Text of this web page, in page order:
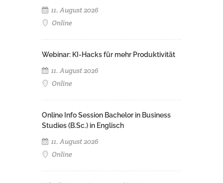
11. August 2026
Online
Webinar: KI-Hacks für mehr Produktivität
11. August 2026
Online
Online Info Session Bachelor in Business
Studies (B.Sc.) in Englisch
11. August 2026
Online